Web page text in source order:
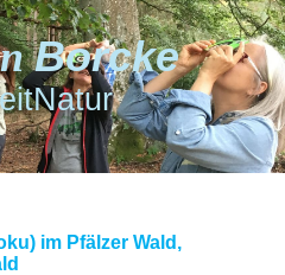
Borcke
im Pfälzer Wald,